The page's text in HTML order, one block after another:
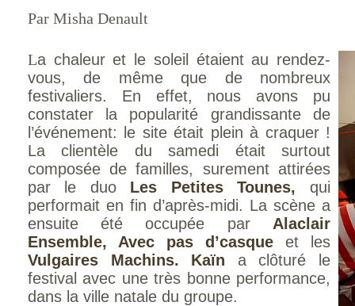
Par Misha Denault
La chaleur et le soleil étaient au rendez-
vous, de même que de nombreux
festivaliers. En effet, nous avons pu
constater la popularité grandissante de
l’événement: le site était plein à craquer !
La clientèle du samedi était surtout
composée de familles, surement attirées
par le duo Les Petites Tounes, qui
performait en fin d’après-midi. La scène a
ensuite été occupée par Alaclair
Ensemble, Avec pas d’casque et les
Vulgaires Machins. Kaïn a clôturé le
festival avec une très bonne performance,
dans la ville natale du groupe.